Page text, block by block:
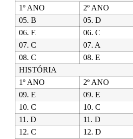
1º ANO
2º ANO
05. B
05. D
06. E
06. C
07. C
07. A
08. C
08. E
HISTÓRIA
1º ANO
2º ANO
09. E
09. E
10. C
10. C
11. D
11. D
12. C
12. D